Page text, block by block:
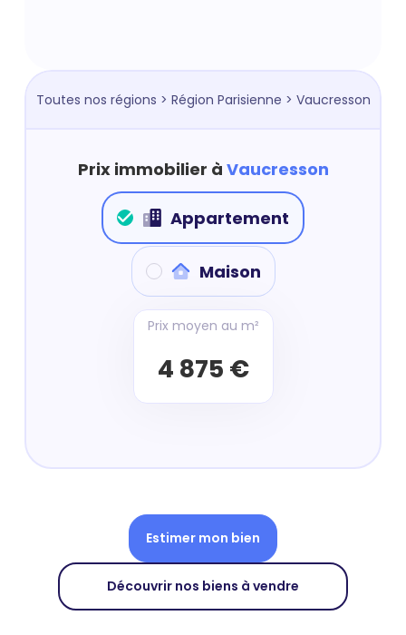
Toutes nos régions > Région Parisienne > Vaucresson
Prix immobilier à Vaucresson
Appartement
Maison
Prix moyen au m²
4 875 €
Estimer mon bien
Découvrir nos biens à vendre